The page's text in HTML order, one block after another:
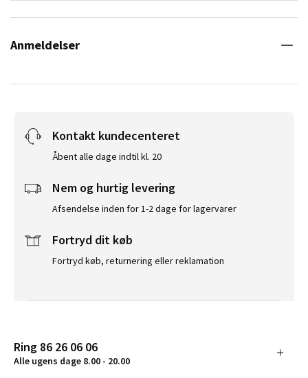
Anmeldelser
Kontakt kundecenteret
Åbent alle dage indtil kl. 20
Nem og hurtig levering
Afsendelse inden for 1-2 dage for lagervarer
Fortryd dit køb
Fortryd køb, returnering eller reklamation
Ring 86 26 06 06
Alle ugens dage 8.00 - 20.00